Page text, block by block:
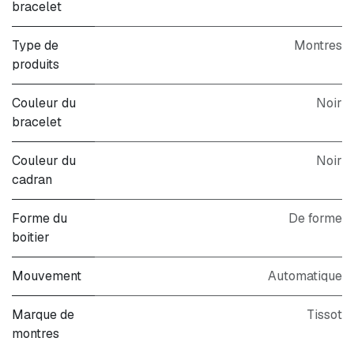
bracelet
Type de
produits
Montres
Couleur du
bracelet
Noir
Couleur du
cadran
Noir
Forme du
boitier
De forme
Mouvement Automatique
Marque de
montres
Tissot